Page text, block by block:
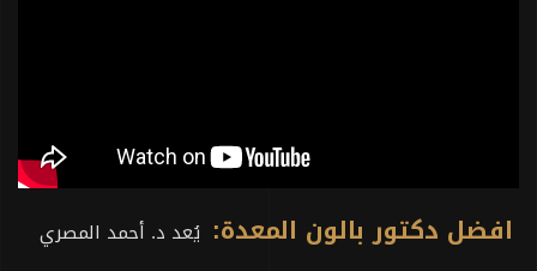
افضل دكتور بالون المعدة: يُعد د. أحمد المصري